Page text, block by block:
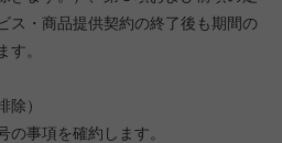
ス・商品提供契約の終了後も期間の
す。
除）
の事項を確約します。